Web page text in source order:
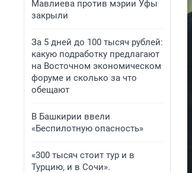
Мавлиева против мэрии Уфы
закрыли
За 5 дней до 100 тысяч рублей:
какую подработку предлагают
на Восточном экономическом
форуме и сколько за что
обещают
В Башкирии ввели
«Беспилотную опасность»
«300 тысяч стоит тур и в
Турцию, и в Сочи».